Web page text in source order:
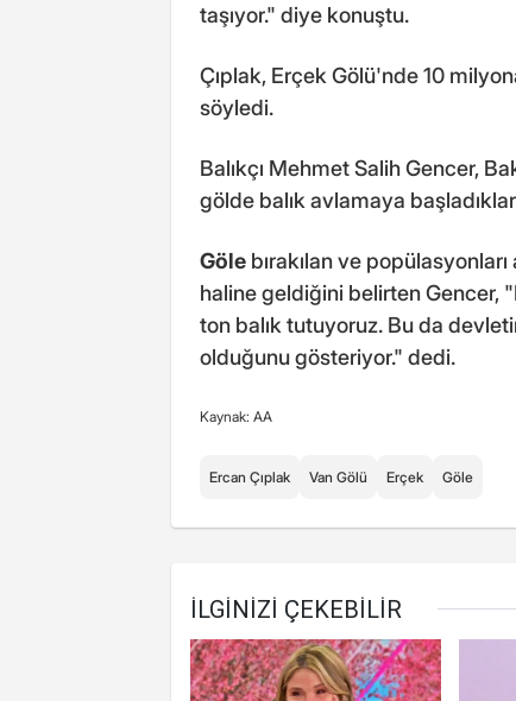
taşıyor." diye konuştu.
Çıplak, Erçek Gölü'nde 10
söyledi.
Balıkçı Mehmet Salih Gencer,
gölde balık avlamaya
Göle bırakılan ve
haline geldiğini belirten Gencer,
ton balık tutuyoruz. Bu da
olduğunu gösteriyor." dedi.
Kaynak: AA
Ercan Çıplak Van Gölü Erçek Göle